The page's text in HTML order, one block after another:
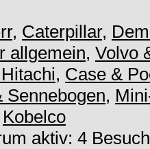
, Caterpillar,
allgemein, Volvo
, Case &
Sennebogen,
Kobelco
aktiv: 4